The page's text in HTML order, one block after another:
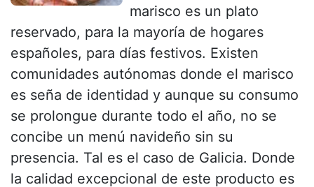
marisco es un plato
reservado, para la mayoría de hogares
españoles, para días festivos. Existen
comunidades autónomas donde el marisco
es seña de identidad y aunque su consumo
se prolongue durante todo el año, no se
concibe un menú navideño sin su
presencia. Tal es el caso de Galicia. Donde
la calidad excepcional de este producto es